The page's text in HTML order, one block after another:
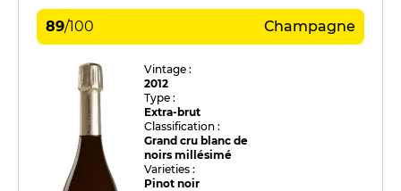
89/100 Champagne
Vintage :
2012
Type :
Extra-brut
Classification :
Grand cru blanc de
noirs millésimé
Varieties :
Pinot noir